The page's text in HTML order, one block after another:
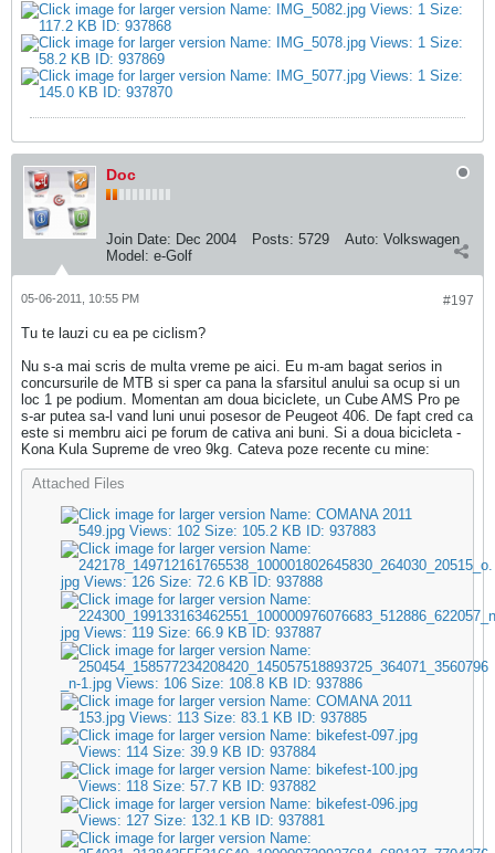
Doc
Join Date: Dec 2004 Posts: 5729 Auto: Volkswagen
Model: e-Golf
#197
05-06-2011, 10:55 PM
Tu te lauzi cu ea pe ciclism?
Nu s-a mai scris de multa vreme pe aici. Eu m-am bagat serios in
concursurile de MTB si sper ca pana la sfarsitul anului sa ocup si un
loc 1 pe podium. Momentan am doua biciclete, un Cube AMS Pro pe
s-ar putea sa-l vand luni unui posesor de Peugeot 406. De fapt cred ca
este si membru aici pe forum de cativa ani buni. Si a doua bicicleta -
Kona Kula Supreme de vreo 9kg. Cateva poze recente cu mine:
Attached Files